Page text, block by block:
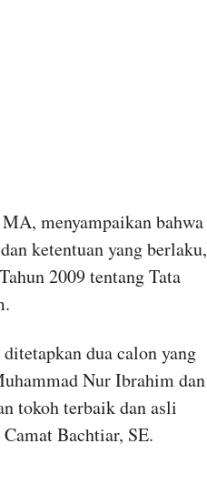
menyampaikan bahwa
ketentuan yang berlaku,
2009 tentang Tata
dua calon yang
Nur Ibrahim dan
tokoh terbaik dan asli
Bachtiar, SE.